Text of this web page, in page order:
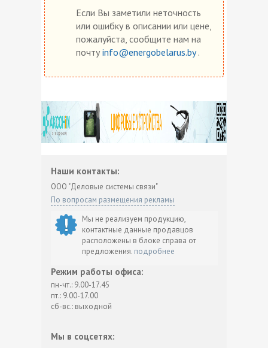
Если Вы заметили неточность
или ошибку в описании или цене,
пожалуйста, сообщите нам на
почту info@energobelarus.by.
Наши контакты:
ООО "Деловые системы связи"
По вопросам размещения рекламы
Мы не реализуем продукцию,
контактные данные продавцов
расположены в блоке справа от
предложения. подробнее
Режим работы офиса:
пн-чт.: 9.00-17.45
пт.: 9.00-17.00
сб-вс.: выходной
Мы в соцсетях: